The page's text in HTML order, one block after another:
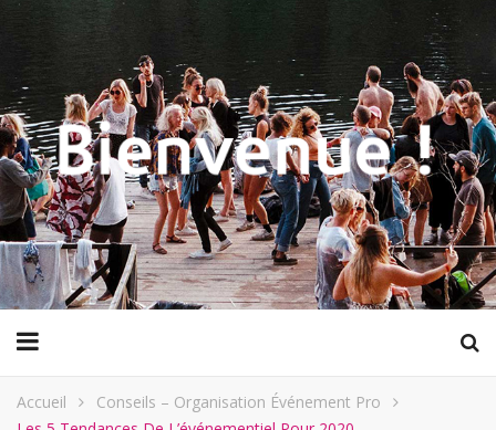
Accueil
Conseils – Organisation Événement Pro